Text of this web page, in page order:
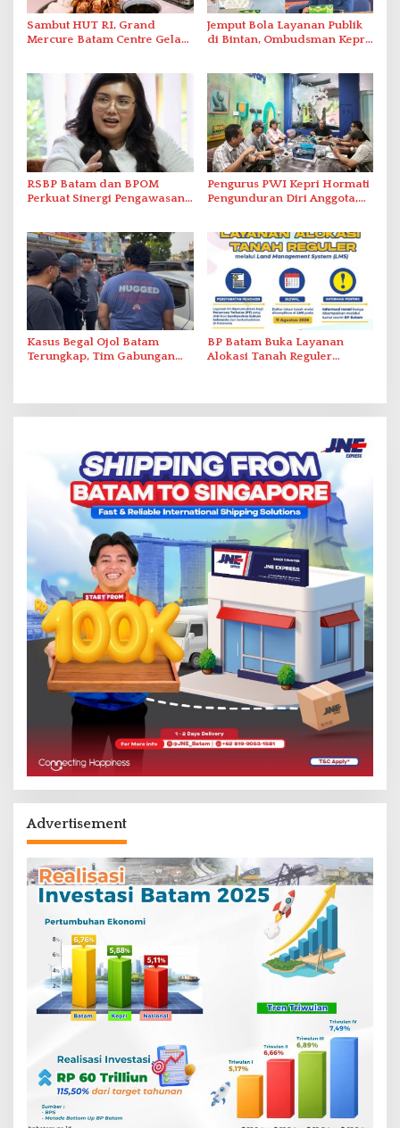
Sambut HUT RI, Grand
Mercure Batam Centre Gelar
Jemput Bola Layanan Publik
di Bintan, Ombudsman Kepri
RSBP Batam dan BPOM
Perkuat Sinergi Pengawasan
Pengurus PWI Kepri Hormati
Pengunduran Diri Anggota,
Kasus Begal Ojol Batam
Terungkap, Tim Gabungan
BP Batam Buka Layanan
Alokasi Tanah Reguler
Advertisement